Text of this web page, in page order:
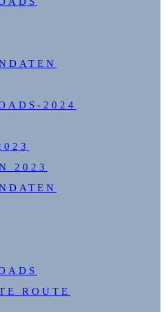
2024
2023
ROUTE